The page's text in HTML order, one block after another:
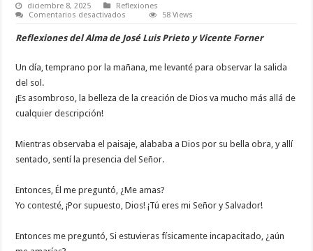
diciembre 8, 2025
Reflexiones
Comentarios desactivados
HABLE
58 Views
Reflexiones del Alma de José Luis Prieto y Vicente Forner
Un día, temprano por la mañana, me levanté para observar la salida
del sol.
¡Es asombroso, la belleza de la creación de Dios va mucho más allá de
cualquier descripción!
Mientras observaba el paisaje, alababa a Dios por su bella obra, y allí
sentado, sentí la presencia del Señor.
Entonces, Él me preguntó, ¿Me amas?
Yo contesté, ¡Por supuesto, Dios! ¡Tú eres mi Señor y Salvador!
Entonces me preguntó, Si estuvieras físicamente incapacitado, ¿aún